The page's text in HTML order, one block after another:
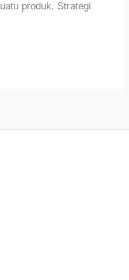
produk. Strategi